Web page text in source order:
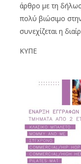
άρθρο με τη
πολύ βιώσιμο
συνεχίζεται η
ΚΥΠΕ